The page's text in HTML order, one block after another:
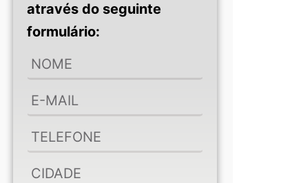
através do seguinte
formulário: